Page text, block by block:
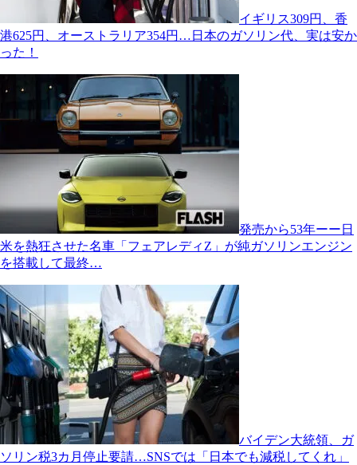
イギリス309円、香
港625円、オーストラリア354円…日本のガソリン代、実は安か
った！
発売から53年ーー日
米を熱狂させた名車「フェアレディZ」が純ガソリンエンジン
を搭載して最終…
バイデン大統領、ガ
ソリン税3カ月停止要請…SNSでは「日本でも減税してくれ」